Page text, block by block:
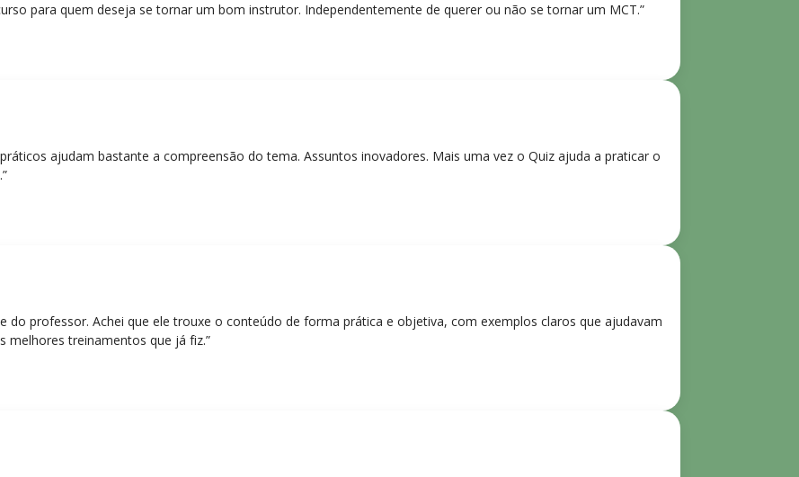
para quem deseja se tornar um bom instrutor. Independentemente de querer ou não se tornar um MCT.”
ajudam bastante a compreensão do tema. Assuntos inovadores. Mais uma vez o Quiz ajuda a praticar o
do professor. Achei que ele trouxe o conteúdo de forma prática e objetiva, com exemplos claros que ajudavam
melhores treinamentos que já fiz.”